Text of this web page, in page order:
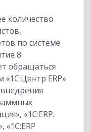
количество
по системе
8
обращаться
«1С:Центр ERP»
«1С:ERP.
«1С:ERP